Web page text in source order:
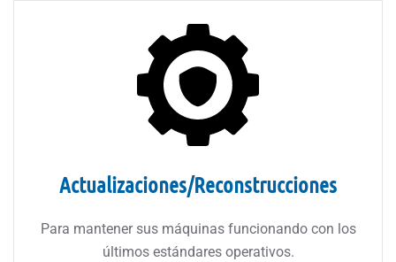
Actualizaciones/Reconstrucciones
Para mantener sus máquinas funcionando con los
últimos estándares operativos.